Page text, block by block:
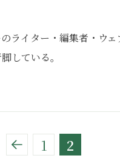
ライター・編集者・ウ
している。
1 2